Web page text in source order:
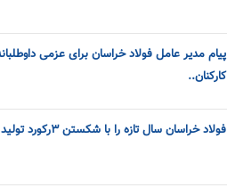
پیام مدیر عامل فولاد خراسان برای عزمی
کارکنان..
فولاد خراسان سال تازه را با شکستن ۳رکورد تولید آغاز کرد